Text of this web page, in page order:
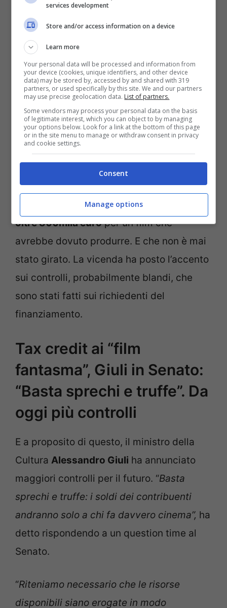
Web) – notizie.com
Come ormai si sa, nel giallo di Villa
momento che il quarantaseienne
americano ha ottenuto unatax credit di
oltre 800mila europer un film che
avrebbe dovuto produrre. E che non è mai
stato girato. La vicenda ha posto l’accento
sui controlli, probabilmente blandi, che
sono stati fatti sui richiedenti del
finanziamento.
Tax credit ai “film
fantasma”, Giuli in Senato:
“Basta sprechi e truffe”. Da
oggi più controlli
E a proposito di questo, il ministro della
Cultura Alessandro Giuli ha annunciato
maggiori controlli per il futuro. “Basta
sprechi e truffe: i soldi dei contribuenti
andranno solo a chi fa davvero cinema”, ha
detto rispondendo a un question time al
Senato.
“Riteniamo necessario che le risorse
disponibili siano erogate in modo
services development
Store and/or access information on a device
Learn more
Your personal data will be processed and information from
your device (cookies, unique identifiers, and other device
data) may be stored by, accessed by and shared with 319
partners, or used specifically by this site. We and our partners
may use precise geolocation data. List of partners.
Some vendors may process your personal data on the basis
of legitimate interest, which you can object to by managing
your options below. Look for a link at the bottom of this page
or in the site menu to manage or withdraw consent in privacy
and cookie settings.
Consent
Manage options